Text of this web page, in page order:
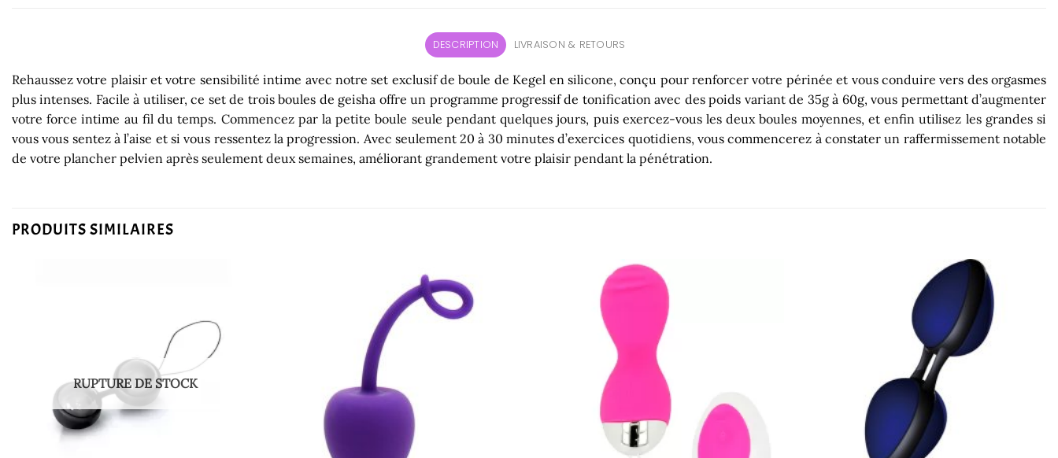
DESCRIPTION LIVRAISON & RETOURS
Rehaussez votre plaisir et votre sensibilité intime avec notre set exclusif de boule de Kegel en silicone, conçu pour renforcer votre périnée et vous conduire vers des orgasmes
plus intenses. Facile à utiliser, ce set de trois boules de geisha offre un programme progressif de tonification avec des poids variant de 35g à 60g, vous permettant d’augmenter
votre force intime au fil du temps. Commencez par la petite boule seule pendant quelques jours, puis exercez-vous les deux boules moyennes, et enfin utilisez les grandes si
vous vous sentez à l’aise et si vous ressentez la progression. Avec seulement 20 à 30 minutes d’exercices quotidiens, vous commencerez à constater un raffermissement notable
de votre plancher pelvien après seulement deux semaines, améliorant grandement votre plaisir pendant la pénétration.
PRODUITS SIMILAIRES
RUPTURE DE STOCK